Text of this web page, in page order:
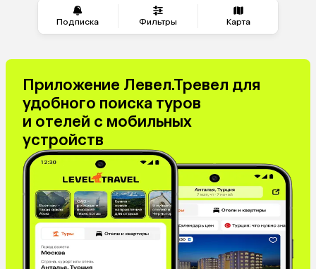
Подписка Фильтры Карта
Приложение Левел.Тревел для
удобного поиска туров
и отелей с мобильных
устройств